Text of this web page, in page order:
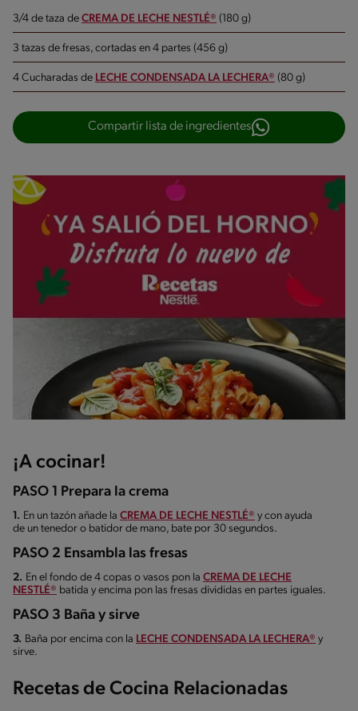
3/4 de taza de CREMA DE LECHE NESTLÉ® (180 g)
3 tazas de fresas, cortadas en 4 partes (456 g)
4 Cucharadas de LECHE CONDENSADA LA LECHERA® (80 g)
Compartir lista de ingredientes
¡A cocinar!
PASO 1 Prepara la crema
1. En un tazón añade la CREMA DE LECHE NESTLÉ® y con ayuda
de un tenedor o batidor de mano, bate por 30 segundos.
PASO 2 Ensambla las fresas
2. En el fondo de 4 copas o vasos pon la CREMA DE LECHE
NESTLÉ® batida y encima pon las fresas divididas en partes iguales.
PASO 3 Baña y sirve
3. Baña por encima con la LECHE CONDENSADA LA LECHERA® y
sirve.
Recetas de Cocina Relacionadas